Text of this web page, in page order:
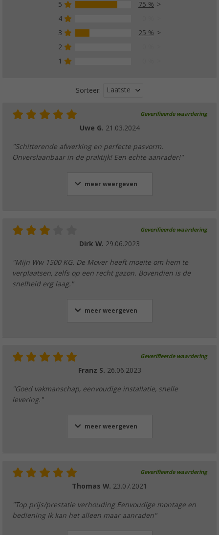
5
75 %
4
3
25 %
2
1
Sorteer: Laatste
Geverifieerde waardering
Uwe G. 21.03.2024
"Schitterende afwerking en perfecte pasvorm.
Onverslaanbaar in de praktijk! Een echte aanrader!"
meer weergeven
Geverifieerde waardering
Dirk W. 29.06.2023
"Mijn Ww 1500 KG. De Mover heeft moeite om hem te
verplaatsen, zelfs op een recht gazon. Bovendien is de
snelheid erg laag."
meer weergeven
Geverifieerde waardering
Franz S. 26.06.2023
"Goed vakmanschap, eenvoudige installatie, snelle
levering."
meer weergeven
Geverifieerde waardering
Thomas W. 23.07.2021
"Top prijs/prestatie verhouding Eenvoudige montage en
bediening Ik kan het alleen maar aanraden"